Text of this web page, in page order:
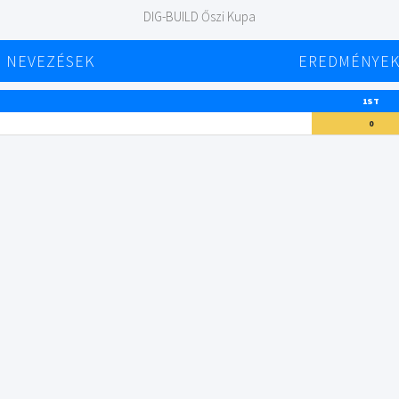
DIG-BUILD Őszi Kupa
NEVEZÉSEK EREDMÉNYEK
1ST
0